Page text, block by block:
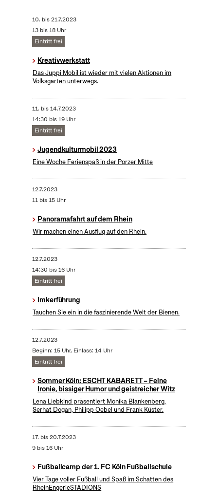
10. bis21.7.2023
13 bis 18 Uhr
Eintritt frei
Kreativwerkstatt
Das Juppi Mobil ist wieder mit vielen Aktionen im
Volksgarten unterwegs.
11. bis14.7.2023
14:30 bis 19 Uhr
Eintritt frei
Jugendkulturmobil 2023
Eine Woche Ferienspaß in der Porzer Mitte
12.7.2023
11 bis 15 Uhr
Panoramafahrt auf dem Rhein
Wir machen einen Ausflug auf den Rhein.
12.7.2023
14:30 bis 16 Uhr
Eintritt frei
Imkerführung
Tauchen Sie ein in die faszinierende Welt der Bienen.
12.7.2023
Beginn: 15 Uhr, Einlass: 14 Uhr
Eintritt frei
Sommer Köln: ESCHT KABARETT – Feine
Ironie, bissiger Humor und geistreicher Witz
Lena Liebkind präsentiert Monika Blankenberg,
Serhat Dogan, Philipp Oebel und Frank Küster.
17. bis20.7.2023
9 bis 16 Uhr
Fußballcamp der 1. FC Köln Fußballschule
Vier Tage voller Fußball und Spaß im Schatten des
RheinEngerieSTADIONS